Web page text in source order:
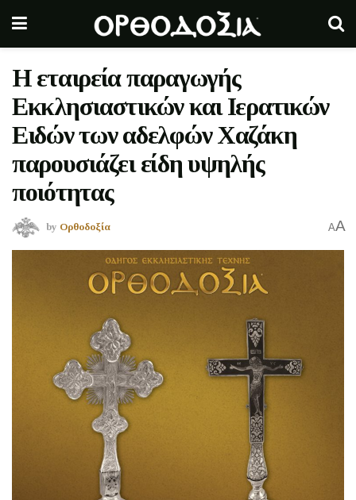
Η εταιρεία παραγωγής
Εκκλησιαστικών και Ιερατικών
Ειδών των αδελφών Χαζάκη
παρουσιάζει είδη υψηλής
ποιότητας
by Ορθοδοξία AA